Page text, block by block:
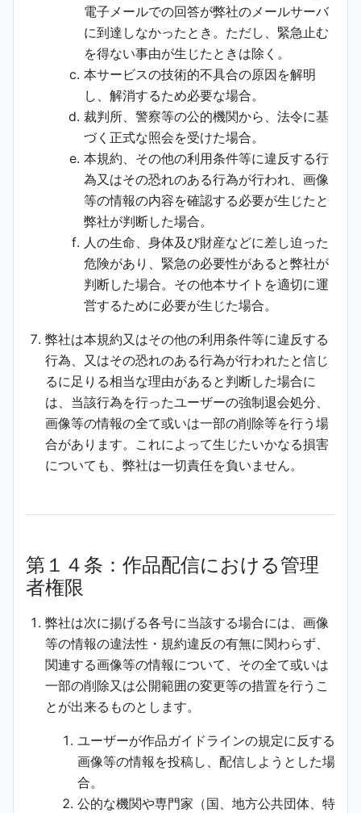
電子メールでの回答が弊社のメールサーバ
に到達しなかったとき。ただし、緊急止む
を得ない事由が生じたときは除く。
本サービスの技術的不具合の原因を解明
し、解消するため必要な場合。
裁判所、警察等の公的機関から、法令に基
づく正式な照会を受けた場合。
本規約、その他の利用条件等に違反する行
為又はその恐れのある行為が行われ、画像
等の情報の内容を確認する必要が生じたと
弊社が判断した場合。
人の生命、身体及び財産などに差し迫った
危険があり、緊急の必要性があると弊社が
判断した場合。その他本サイトを適切に運
営するために必要が生じた場合。
弊社は本規約又はその他の利用条件等に違反する
行為、又はその恐れのある行為が行われたと信じ
るに足りる相当な理由があると判断した場合に
は、当該行為を行ったユーザーの強制退会処分、
画像等の情報の全て或いは一部の削除等を行う場
合があります。これによって生じたいかなる損害
についても、弊社は一切責任を負いません。
第１４条：作品配信における管理
者権限
弊社は次に揚げる各号に当該する場合には、画像
等の情報の違法性・規約違反の有無に関わらず、
関連する画像等の情報について、その全て或いは
一部の削除又は公開範囲の変更等の措置を行うこ
とが出来るものとします。
ユーザーが作品ガイドラインの規定に反する
画像等の情報を投稿し、配信しようとした場
合。
公的な機関や専門家（国、地方公共団体、特